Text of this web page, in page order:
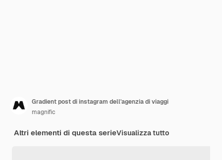
Gradient post di instagram dell'agenzia di viaggi
magnific
Altri elementi di questa serieVisualizza tutto